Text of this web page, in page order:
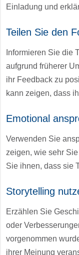
Einladung und
Teilen Sie den
Informieren Sie die
aufgrund früherer
ihr Feedback zu
kann zeigen, dass
Emotional
Verwenden Sie
zeigen, wie sehr
Sie ihnen, dass sie
Storytelling
Erzählen Sie
oder
vorgenommen
ihrer Meinung